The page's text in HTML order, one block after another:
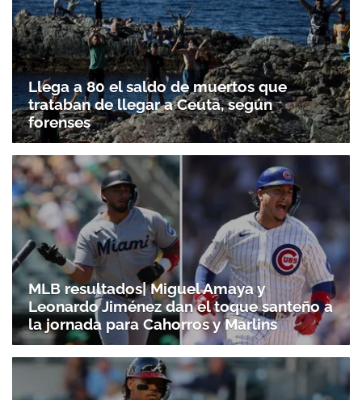
Gracias por suscribirte a nuestro boletín.
ACEPTAR
Llega a 80 el saldo de muertos que
trataban de llegar a Ceuta, según
forenses
MLB resultados| Miguel Amaya y
Leonardo Jiménez dan el toque santeño a
la jornada para Cahorros y Marlins